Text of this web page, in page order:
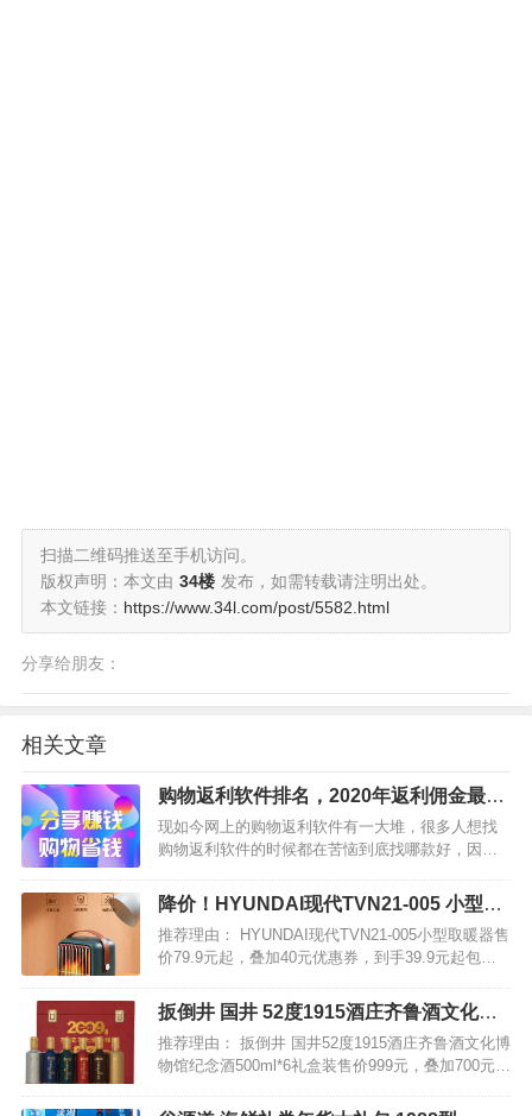
扫描二维码推送至手机访问。
版权声明：本文由 34楼 发布，如需转载请注明出处。
本文链接： https://www.34l.com/post/5582.html
分享给朋友：
相关文章
购物返利软件排名，2020年返利佣金最高
的app推荐
现如今网上的购物返利软件有一大堆，很多人想找
购物返利软件的时候都在苦恼到底找哪款好，因
第一的返利软件，说实话，现在的购物返利软件排
名最高的也就高佣联盟，如果你想做的话，建议做
这款软件吧。…
降价！HYUNDAI现代TVN21-005 小型取
暖器 暖风机
推荐理由： HYUNDAI现代TVN21-005小型取暖器售
价79.9元起，叠加40元优惠券，到手39.9元起包
取暖器，节能省电的同时，又能快速发热，暖喝不
燥热，舒服的风，加上便携提手，办公室…
扳倒井 国井 52度1915酒庄齐鲁酒文化博
物馆纪念酒500ml*6瓶礼盒装
推荐理由： 扳倒井 国井52度1915酒庄齐鲁酒文化博
物馆纪念酒500ml*6礼盒装售价999元，叠加700元优
博物馆纪念酒，包装大气，送礼倍有面子。采用高